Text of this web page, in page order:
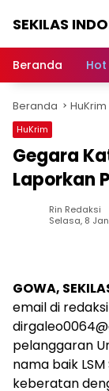
SEKILAS
Terkini,
Latest
World,
Headlines,
News
Today
Beranda
Beranda HuKrim
HuKrim
Gegara
Laporkan
Rin Redaksi
Selasa, 8
GOWA,
email di
pelanggaran
nama baik
keberatan